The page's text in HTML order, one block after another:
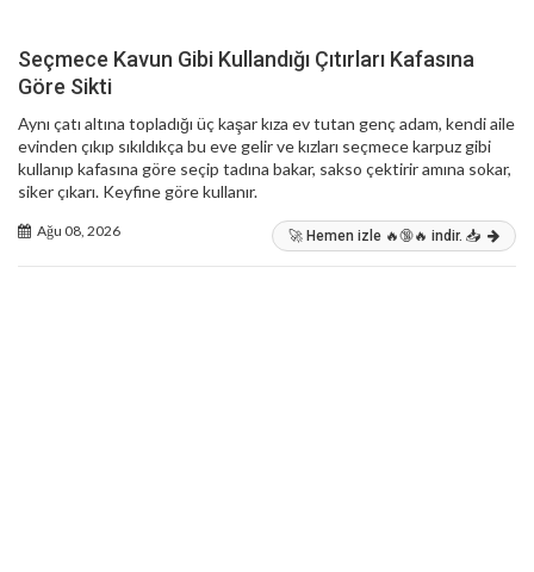
Seçmece Kavun Gibi Kullandığı Çıtırları Kafasına
Göre Sikti
Aynı çatı altına topladığı üç kaşar kıza ev tutan genç adam, kendi aile
evinden çıkıp sıkıldıkça bu eve gelir ve kızları seçmece karpuz gibi
kullanıp kafasına göre seçip tadına bakar, sakso çektirir amına sokar,
siker çıkarı. Keyfine göre kullanır.
Ağu 08, 2026 🚀 Hemen izle 🔥🔞🔥 indir. 📥